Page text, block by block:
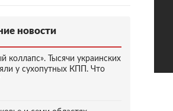
новости
коллапс». Тысячи украинских
у сухопутных КПП. Что